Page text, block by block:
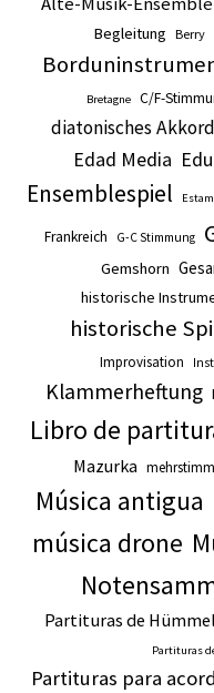
Begleitung Berry
Bretagne C/F-
diatonisches
Edad Media
Ensemblespiel
Frankreich G-C Stimmung
Gemshorn
historische
historische
Improvisation
Klammerheftung
Libro de
Mazurka
Música antigua
música drone
Partituras de
Partituras
Partituras para